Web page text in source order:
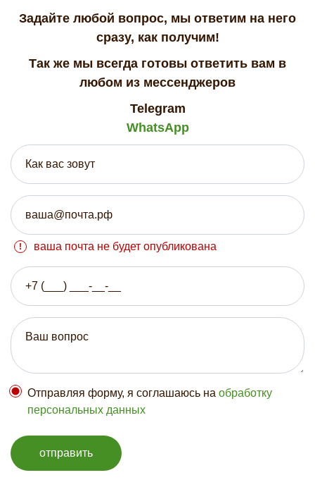
Задайте любой вопрос, мы ответим на него
сразу, как получим!
Так же мы всегда готовы ответить вам в
любом из мессенджеров
Telegram
WhatsApp
ваша почта не будет опубликована
Отправляя форму, я соглашаюсь на обработку
персональных данных
отправить